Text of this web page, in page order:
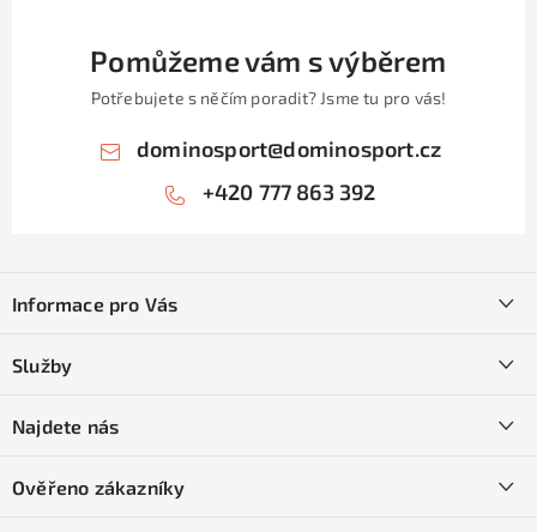
Pomůžeme vám s výběrem
Potřebujete s něčím poradit? Jsme tu pro vás!
dominosport@dominosport.cz
+420 777 863 392
pInformace pro Vás
Obchodní podmínky
Podmínky GDPR
Služby
Naše prodejna
Najdete nás
Ověřeno zákazníky